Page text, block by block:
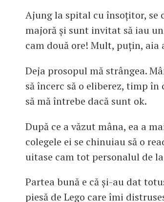
Ajung la spital cu însoțitor, se
majoră și sunt invitat să iau
cam două ore! Mult, puțin, aia
Deja prosopul mă strângea.
să încerc să o eliberez, timp în
să mă întrebe dacă sunt ok.
După ce a văzut mâna, ea a
colegele ei se chinuiau să o
uitase cam tot personalul de
Partea bună e că și-au dat
piesă de Lego care îmi